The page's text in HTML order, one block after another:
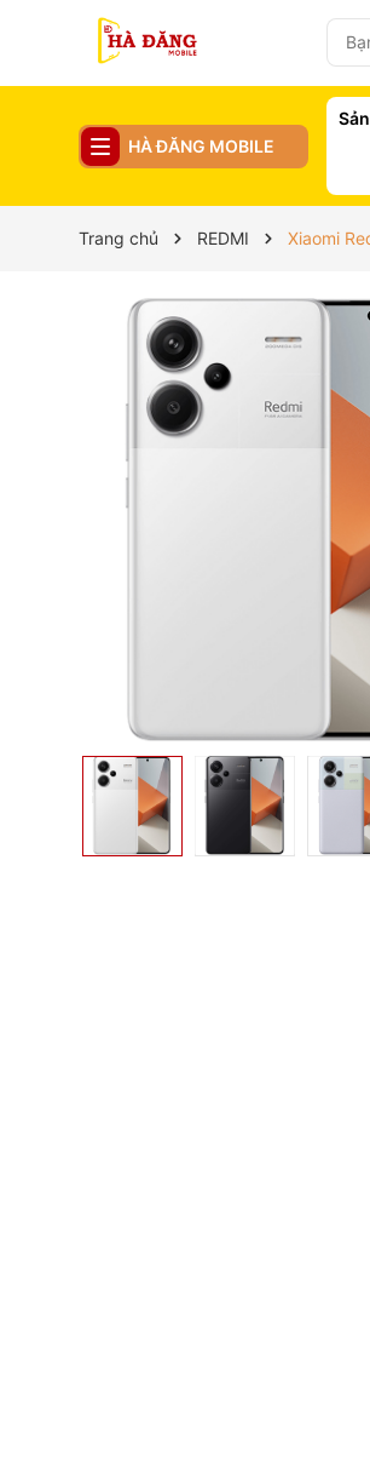
HÀ ĐĂNG MOBILE
Trang chủ REDMI Xiaomi